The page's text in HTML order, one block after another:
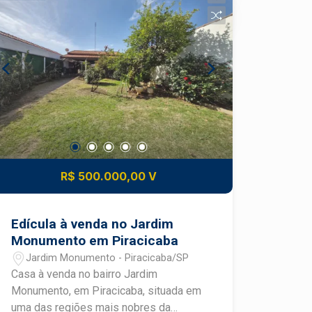
vaga de garagem - Área útil de 74.16 m²
- Ambientes bem distribuídos e com
excelente aproveitamento dos espaços
DIFERENCIAIS DO IMÓVEL - Planta
funcional que proporciona conforto no
dia a dia - Condomínio com
infraestrutura e segurança - Excelente
distribuição dos ambientes -
Localizado em uma das regiões mais
valorizadas de Piracicaba - Ótima
opção para quem busca praticidade e
ACESSO - Localizado no bairro Jardim
Elite, em Piracicaba - Fácil acesso à
Avenida Independência - Próximo a
supermercados, padarias, farmácias,
escolas e academias - Região com
ampla oferta de comércios e serviços -
R$ 500.000,00 V
Edícula à venda no Jardim
Monumento em Piracicaba
Jardim Monumento - Piracicaba/SP
Casa à venda no bairro Jardim
Monumento, em Piracicaba, situada em
uma das regiões mais nobres da